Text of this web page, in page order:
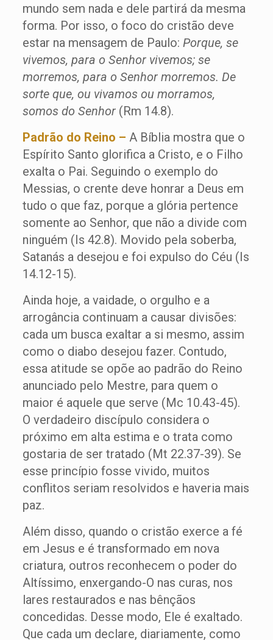
mundo sem nada e dele partirá da mesma
forma. Por isso, o foco do cristão deve
estar na mensagem de Paulo: Porque, se
vivemos, para o Senhor vivemos; se
morremos, para o Senhor morremos. De
sorte que, ou vivamos ou morramos,
somos do Senhor (Rm 14.8).
Padrão do Reino – A Bíblia mostra que o
Espírito Santo glorifica a Cristo, e o Filho
exalta o Pai. Seguindo o exemplo do
Messias, o crente deve honrar a Deus em
tudo o que faz, porque a glória pertence
somente ao Senhor, que não a divide com
ninguém (Is 42.8). Movido pela soberba,
Satanás a desejou e foi expulso do Céu (Is
14.12-15).
Ainda hoje, a vaidade, o orgulho e a
arrogância continuam a causar divisões:
cada um busca exaltar a si mesmo, assim
como o diabo desejou fazer. Contudo,
essa atitude se opõe ao padrão do Reino
anunciado pelo Mestre, para quem o
maior é aquele que serve (Mc 10.43-45).
O verdadeiro discípulo considera o
próximo em alta estima e o trata como
gostaria de ser tratado (Mt 22.37-39). Se
esse princípio fosse vivido, muitos
conflitos seriam resolvidos e haveria mais
paz.
Além disso, quando o cristão exerce a fé
em Jesus e é transformado em nova
criatura, outros reconhecem o poder do
Altíssimo, enxergando-O nas curas, nos
lares restaurados e nas bênçãos
concedidas. Desse modo, Ele é exaltado.
Que cada um declare, diariamente, como